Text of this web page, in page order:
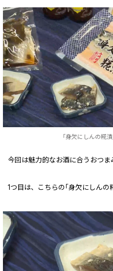
「身欠にしんの糀
今回は魅力的なお酒に合うおつま
1つ目は、こちらの｢身欠にしんの